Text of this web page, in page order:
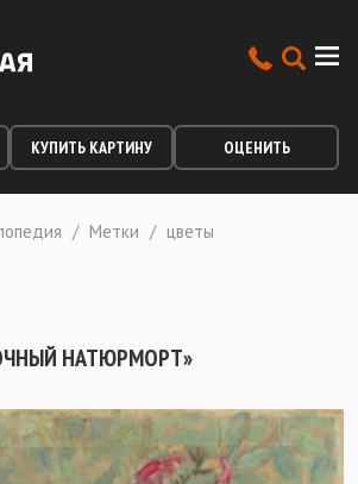
КУПИТЬ КАРТИНУ ОЦЕНИТЬ
/ Метки / цветы
НАТЮРМОРТ»